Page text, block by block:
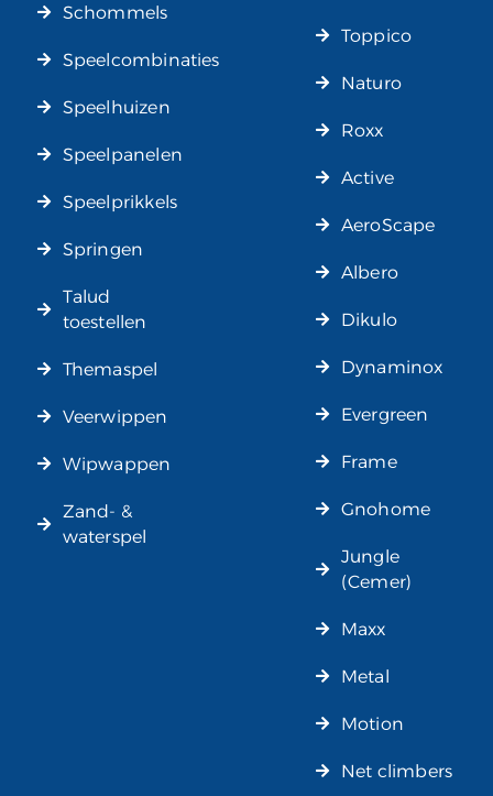
Schommels
Speelcombinaties
Speelhuizen
Speelpanelen
Speelprikkels
Springen
Talud
toestellen
Themaspel
Veerwippen
Wipwappen
Zand- &
waterspel
Toppico
Naturo
Roxx
Active
AeroScape
Albero
Dikulo
Dynaminox
Evergreen
Frame
Gnohome
Jungle
(Cemer)
Maxx
Metal
Motion
Net climbers